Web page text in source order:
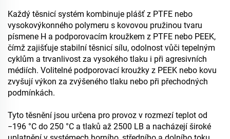
Každý těsnicí systém kombinuje plášť z PTFE nebo
vysokovýkonného polymeru s kovovou pružinou tvaru
písmene H a podporovacím kroužkem z PTFE nebo PEEK,
čímž zajišťuje stabilní těsnicí sílu, odolnost vůči tepelným
cyklům a trvanlivost za vysokého tlaku i při agresivních
médiích. Volitelné podporovací kroužky z PEEK nebo kovu
zvyšují výkon za zvýšeného tlaku nebo při přechodných
podmínkách.
Tyto těsnění jsou určena pro provoz v rozmezí teplot od
−196 °C do 250 °C a tlaků až 2500 LB a nacházejí široké